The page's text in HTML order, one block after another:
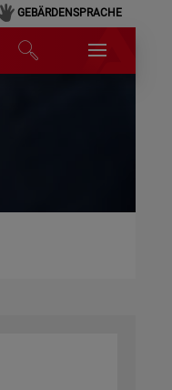
GEBÄRDENSPRACHE